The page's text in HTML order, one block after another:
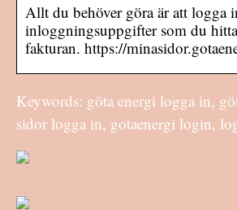
Allt du behöver göra är att logga
inloggningsuppgifter som du
fakturan. https://
Keywords: göta energi logga in,
sidor logga in, gotaenergi login,